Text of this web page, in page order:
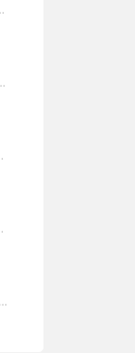
交流群
器 Downie 4 for Mac
5 for Mac
工具 Paste for Mac
Sketch for Mac
智能控制MacBook电池充电上限延长寿命的电池优化工具 AlDente for Mac